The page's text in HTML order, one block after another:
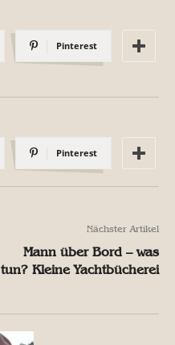
Pinterest
Pinterest
Nächster Artikel
Mann über Bord – was
tun? Kleine Yachtbücherei